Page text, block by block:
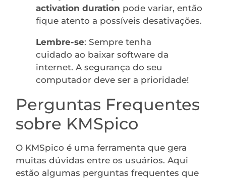
activation duration pode variar, então
fique atento a possíveis desativações.
Lembre-se: Sempre tenha
cuidado ao baixar software da
internet. A segurança do seu
computador deve ser a prioridade!
Perguntas Frequentes
sobre KMSpico
O KMSpico é uma ferramenta que gera
muitas dúvidas entre os usuários. Aqui
estão algumas perguntas frequentes que